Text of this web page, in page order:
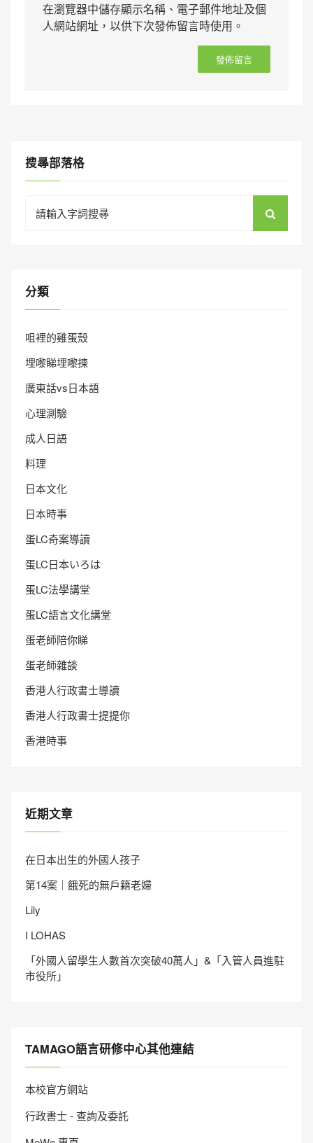
在瀏覽器中儲存顯示名稱、電子郵件地址及個
人網站網址，以供下次發佈留言時使用。
搜㝷部落格
for:
分類
咀裡的雞蛋殼
埋嚟睇埋嚟揀
廣東話vs日本語
心理測驗
成人日語
料理
日本文化
日本時事
蛋LC奇案導讀
蛋LC日本いろは
蛋LC法學講堂
蛋LC語言文化講堂
蛋老師陪你睇
蛋老師雜談
香港人行政書士導讀
香港人行政書士提提你
香港時事
近期文章
在日本出生的外國人孩子
第14案｜餓死的無戶籍老婦
Lily
I LOHAS
「外國人留學生人數首次突破40萬人」&「入管人員進駐
市役所」
TAMAGO語言研修中心其他連結
本校官方網站
行政書士 - 查詢及委託